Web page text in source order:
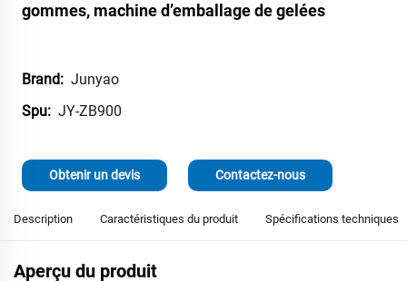
gommes, machine d’emballage de gelées
Brand: Junyao
Spu: JY-ZB900
Obtenir un devis Contactez-nous
Description Caractéristiques du produit Spécifications techniques
Aperçu du produit